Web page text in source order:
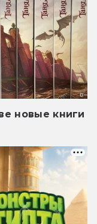
новые книги